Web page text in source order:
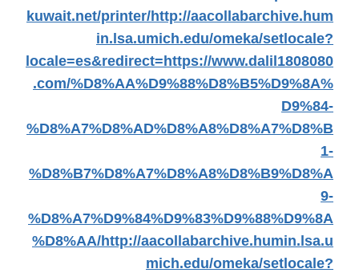
kuwait.net/printer/http://aacollabarchive.hum
in.lsa.umich.edu/omeka/setlocale?
locale=es&redirect=https://www.dalil1808080
.com/%D8%AA%D9%88%D8%B5%D9%8A%
D9%84-
%D8%A7%D8%AD%D8%A8%D8%A7%D8%B
1-
%D8%B7%D8%A7%D8%A8%D8%B9%D8%A
9-
%D8%A7%D9%84%D9%83%D9%88%D9%8A
%D8%AA/http://aacollabarchive.humin.lsa.u
mich.edu/omeka/setlocale?